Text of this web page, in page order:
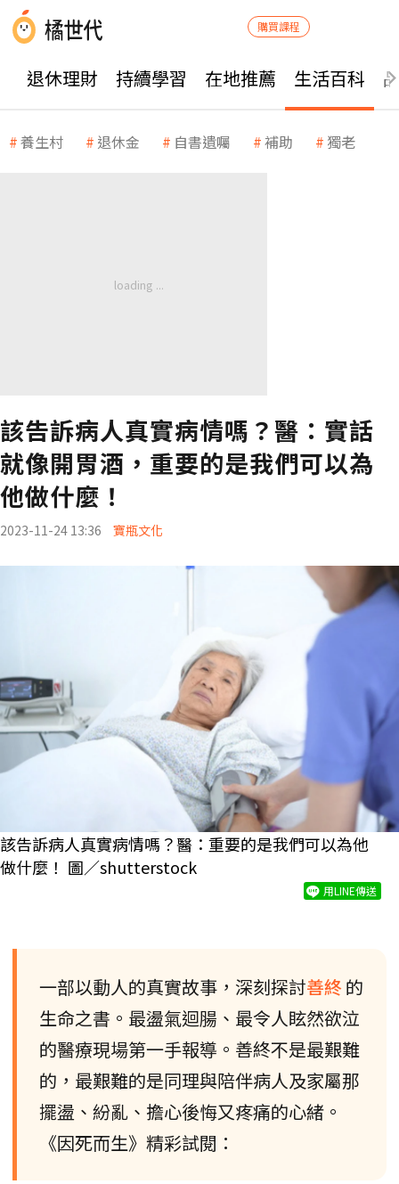
購買課程
退休理財 持續學習 在地推薦 生活百科
養生村 退休金 自書遺囑 補助 獨老
該告訴病人真實病情嗎？醫：實話
就像開胃酒，重要的是我們可以為
他做什麼！
2023-11-24 13:36 寶瓶文化
該告訴病人真實病情嗎？醫：重要的是我們可以為他
做什麼！ 圖／shutterstock
用LINE傳送
一部以動人的真實故事，深刻探討善終的
生命之書。最盪氣迴腸、最令人眩然欲泣
的醫療現場第一手報導。善終不是最艱難
的，最艱難的是同理與陪伴病人及家屬那
擺盪、紛亂、擔心後悔又疼痛的心緒。
《因死而生》精彩試閱：